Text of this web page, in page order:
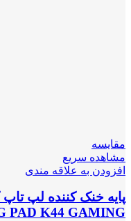
مقایسه
مشاهده سریع
افزودن به علاقه مندی
PAD K44 GAMING